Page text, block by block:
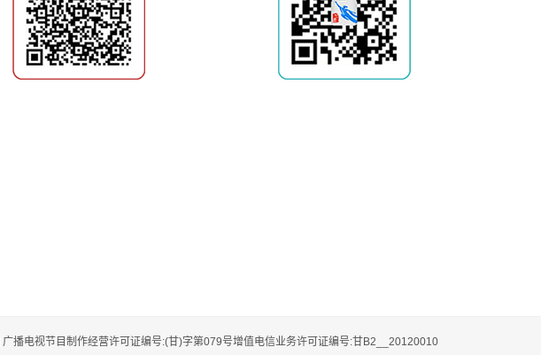
播电视节目制作经营许可证编号:(甘)字第079号增值电信业务许可证编号:甘B2__20120010